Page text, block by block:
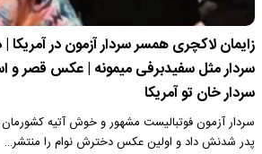
زایمان لاکچری همسر سردار آزمون در آمریکا
سردار مثل سفیدبرفی میمونه | عکس قصر و
سردار خان تو آمریکا
سردار آزمون فوتبالیست مشهور و خوش آتیه کشورمان
پدر شدنش داد و اولین عکس دخترش نوام را منتشر…